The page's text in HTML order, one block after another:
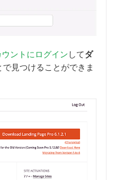
ントにログイン してダ
見つけることができま